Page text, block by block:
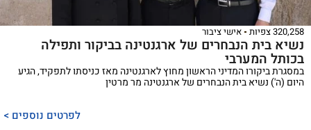
320,258 צפיות אישי ציבור
נשיא בית הנבחרים של ארגנטינה בביקור ותפילה
בכותל המערבי
במסגרת ביקורו המדיני הראשון מחוץ לארגנטינה מאז כניסתו לתפקיד, הגיע
היום (ה') נשיא בית הנבחרים של ארגנטינה מר מרטין
לפרטים נוספים >